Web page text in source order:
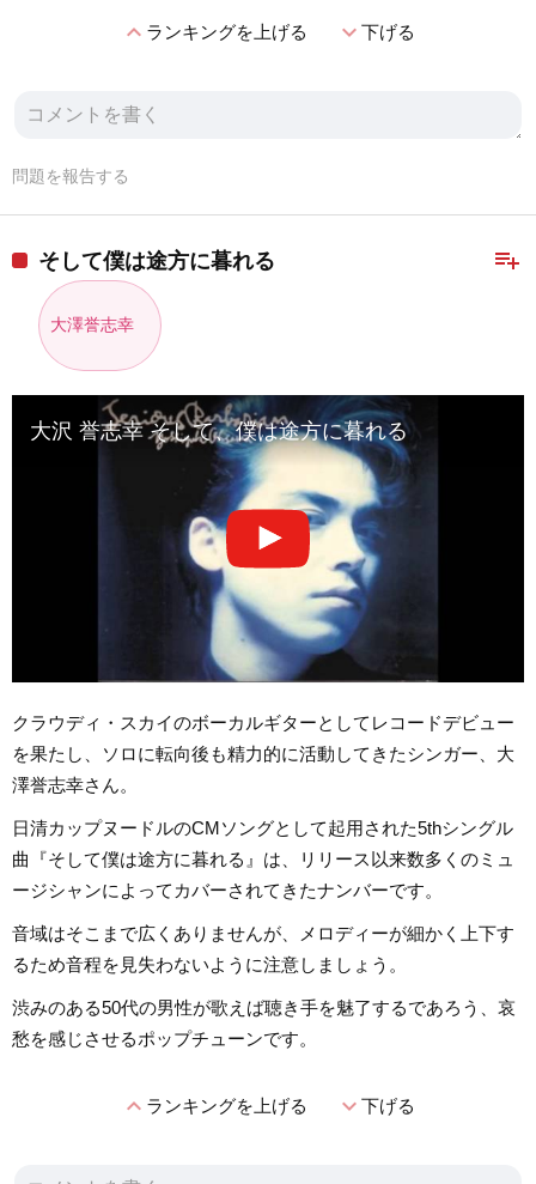
expand_lessランキングを上げる expand_more下げる
問題を報告する
playlist_add
そして僕は途方に暮れる
大澤誉志幸
大沢 誉志幸 そして、僕は途方に暮れる
クラウディ・スカイのボーカルギターとしてレコードデビュー
を果たし、ソロに転向後も精力的に活動してきたシンガー、大
澤誉志幸さん。
日清カップヌードルのCMソングとして起用された5thシングル
曲『そして僕は途方に暮れる』は、リリース以来数多くのミュ
ージシャンによってカバーされてきたナンバーです。
音域はそこまで広くありませんが、メロディーが細かく上下す
るため音程を見失わないように注意しましょう。
渋みのある50代の男性が歌えば聴き手を魅了するであろう、哀
愁を感じさせるポップチューンです。
expand_lessランキングを上げる expand_more下げる